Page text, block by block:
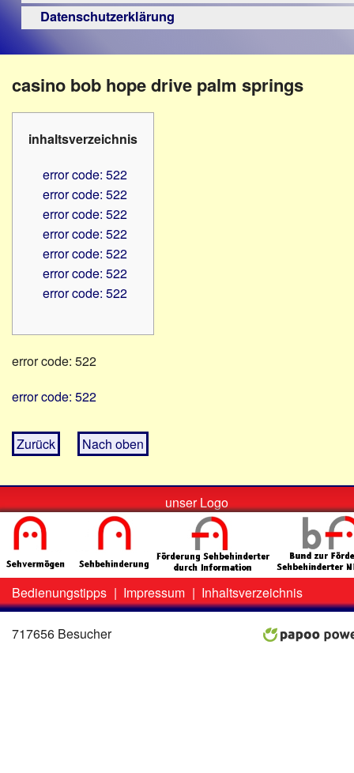
Schule
–
Beruf
Hilfsmittel
-
PC
Berufsbildungswerke
Hörbüchereien
Reha-
Lehrer
Verbände
Datenschutzerklärung
casino bob hope drive palm springs
inhaltsverzeichnis
error code: 522
error code: 522
error code: 522
error code: 522
error code: 522
error code: 522
error code: 522
error code: 522
error code: 522
Zurück Nach oben
unser Logo
Zweit-
Menü
Bedienungstipps | Impressum | Inhaltsverzeichnis
717656 Besucher